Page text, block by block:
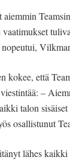
aiemmin
kokee, että
–
talon
osallistunut
lähes kaikki